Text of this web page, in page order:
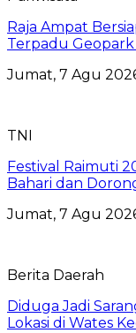
Raja Ampat
Terpadu
Jumat, 7 Agu
TNI
Festival Raimuti
Bahari dan
Jumat, 7 Agu
Berita Daerah
Diduga Jadi
Lokasi di Wates